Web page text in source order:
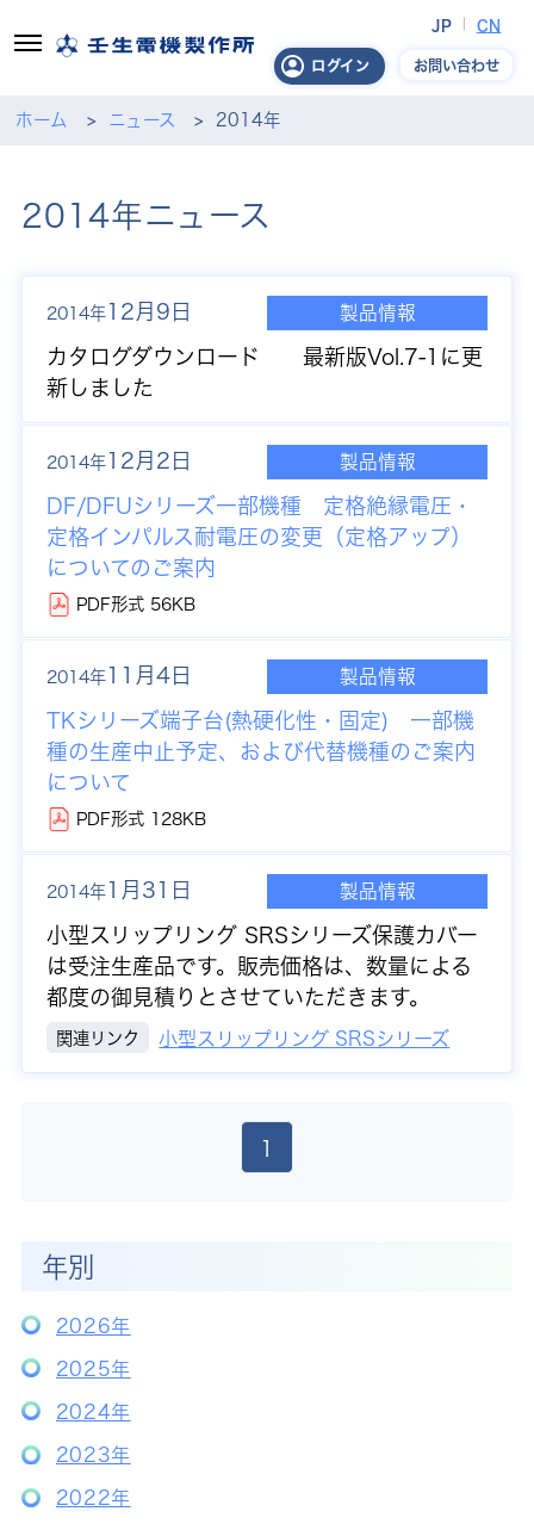
ログイン
JP CN
お問い合わせ
ホーム ニュース 2014年
2014年ニュース
2014年12月9日 製品情報
カタログダウンロード 最新版Vol.7-1に更
新しました
2014年12月2日 製品情報
DF/DFUシリーズ一部機種 定格絶縁電圧・
定格インパルス耐電圧の変更（定格アップ）
についてのご案内
PDF形式 56KB
2014年11月4日 製品情報
TKシリーズ端子台(熱硬化性・固定) 一部機
種の生産中止予定、および代替機種のご案内
について
PDF形式 128KB
2014年1月31日 製品情報
小型スリップリング SRSシリーズ保護カバー
は受注生産品です。販売価格は、数量による
都度の御見積りとさせていただきます。
関連リンク 小型スリップリング SRSシリーズ
1
年別
2026年
2025年
2024年
2023年
2022年